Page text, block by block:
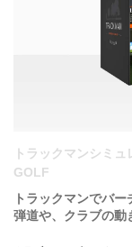
トラックマンシミ
GOLF
トラックマンでバ
弾道や、クラブの動